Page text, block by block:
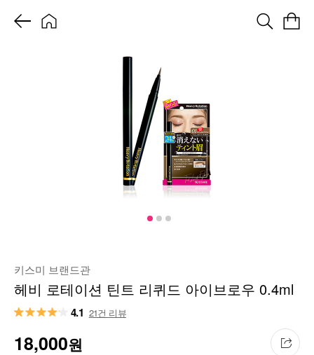
키스미 브랜드관
헤비 로테이션 틴트 리퀴드 아이브로우 0.4ml
4.1 21건 리뷰
18,000원